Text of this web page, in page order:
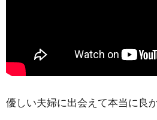
優しい夫婦に出会えて本当に良か